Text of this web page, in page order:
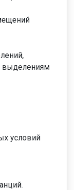
выделениям
условий